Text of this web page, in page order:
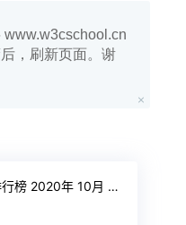
，刷新页面。谢
年 10月 TOP10